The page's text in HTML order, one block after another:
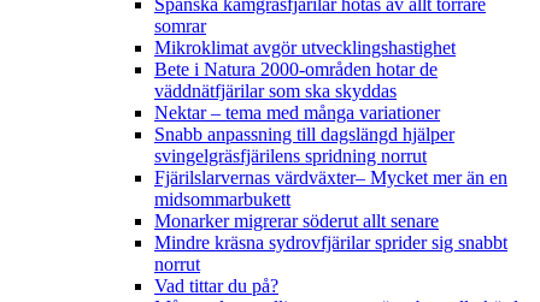
somrar
Mikroklimat avgör utvecklingshastighet
Bete i Natura 2000-områden hotar de
väddnätfjärilar som ska skyddas
Nektar – tema med många variationer
Snabb anpassning till dagslängd hjälper
svingelgräsfjärilens spridning norrut
Fjärilslarvernas värdväxter– Mycket mer än en
midsommarbukett
Monarker migrerar söderut allt senare
Mindre kräsna sydrovfjärilar sprider sig snabbt
norrut
Vad tittar du på?